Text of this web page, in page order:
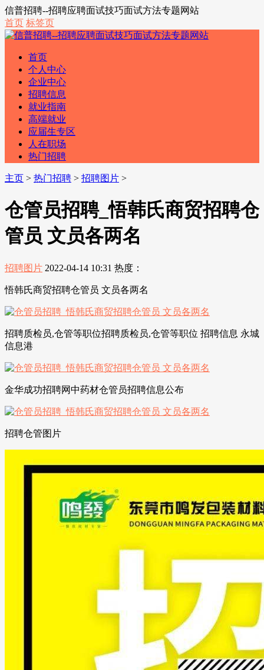
信普招聘--招聘应聘面试技巧面试方法专题网站
首页 标签页
首页
个人中心
企业中心
招聘信息
就业指南
高端就业
应届生专区
人在职场
热门招聘
主页 > 热门招聘 > 招聘图片 >
仓管员招聘_悟韩氏商贸招聘仓
管员 文员各两名
招聘图片 2022-04-14 10:31 热度：
悟韩氏商贸招聘仓管员 文员各两名
招聘质检员,仓管等职位招聘质检员,仓管等职位 招聘信息 永城
信息港
金华成功招聘网中药材仓管员招聘信息公布
招聘仓管图片